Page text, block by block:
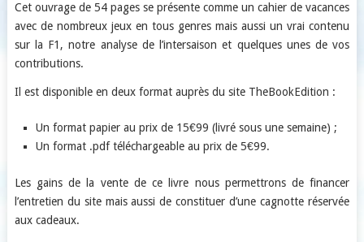
Cet ouvrage de 54 pages se présente comme un cahier de vacances
avec de nombreux jeux en tous genres mais aussi un vrai contenu
sur la F1, notre analyse de l’intersaison et quelques unes de vos
contributions.
Il est disponible en deux format auprès du site TheBookEdition :
Un format papier au prix de 15€99 (livré sous une semaine) ;
Un format .pdf téléchargeable au prix de 5€99.
Les gains de la vente de ce livre nous permettrons de financer
l’entretien du site mais aussi de constituer d’une cagnotte réservée
aux cadeaux.